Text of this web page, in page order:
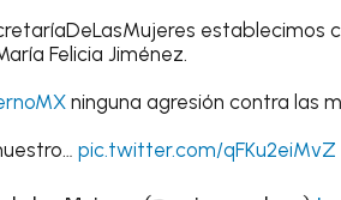
Felicia Jiménez.
ninguna agresión contra las
pic.twitter.com/qFKu2eiMvZ